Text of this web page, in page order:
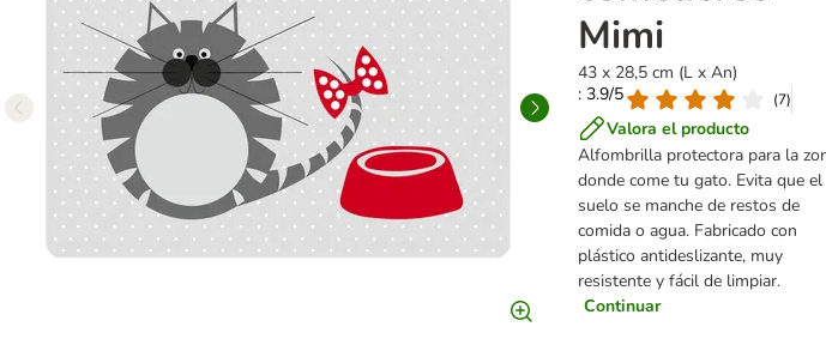
Mimi
43 x 28,5 cm (L x An)
: 3.9/5
(7)
Valora el producto
Alfombrilla protectora para la
donde come tu gato. Evita que el
suelo se manche de restos de
comida o agua. Fabricado con
plástico antideslizante, muy
resistente y fácil de limpiar.
Continuar